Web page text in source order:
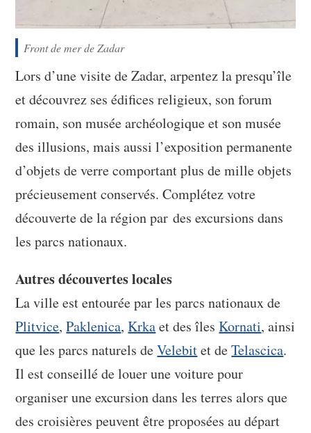
Front de mer de Zadar
Lors d’une visite de Zadar, arpentez la presqu’île
et découvrez ses édifices religieux, son forum
romain, son musée archéologique et son musée
des illusions, mais aussi l’exposition permanente
d’objets de verre comportant plus de mille objets
précieusement conservés. Complétez votre
découverte de la région par des excursions dans
les parcs nationaux.
Autres découvertes locales
La ville est entourée par les parcs nationaux de
Plitvice,Paklenica,Krkaet des îlesKornati, ainsi
que les parcs naturels deVelebitet deTelascica.
Il est conseillé de louer une voiture pour
organiser une excursion dans les terres alors que
des croisières peuvent être proposées au départ